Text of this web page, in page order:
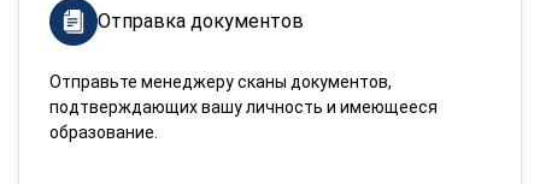
Отправка документов
Отправьте менеджеру сканы документов,
подтверждающих вашу личность и имеющееся
образование.